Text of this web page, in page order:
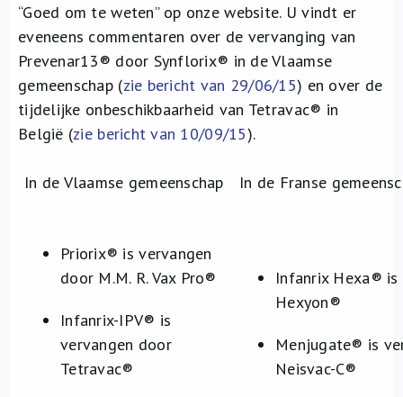
“Goed om te weten” op onze website. U vindt er
eveneens commentaren over de vervanging van
Prevenar13® door Synflorix® in de Vlaamse
gemeenschap (zie bericht van 29/06/15) en over de
tijdelijke onbeschikbaarheid van Tetravac® in
België (zie bericht van 10/09/15).
In de Vlaamse gemeenschap In de Franse
Priorix® is vervangen
door M.M. R. Vax Pro®
Infanrix-IPV® is
vervangen door
Tetravac®
Infanrix Hexa®
Hexyon®
Menjugate® is
Neisvac-C®